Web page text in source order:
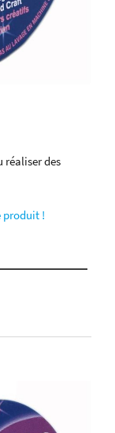
réaliser des
produit !